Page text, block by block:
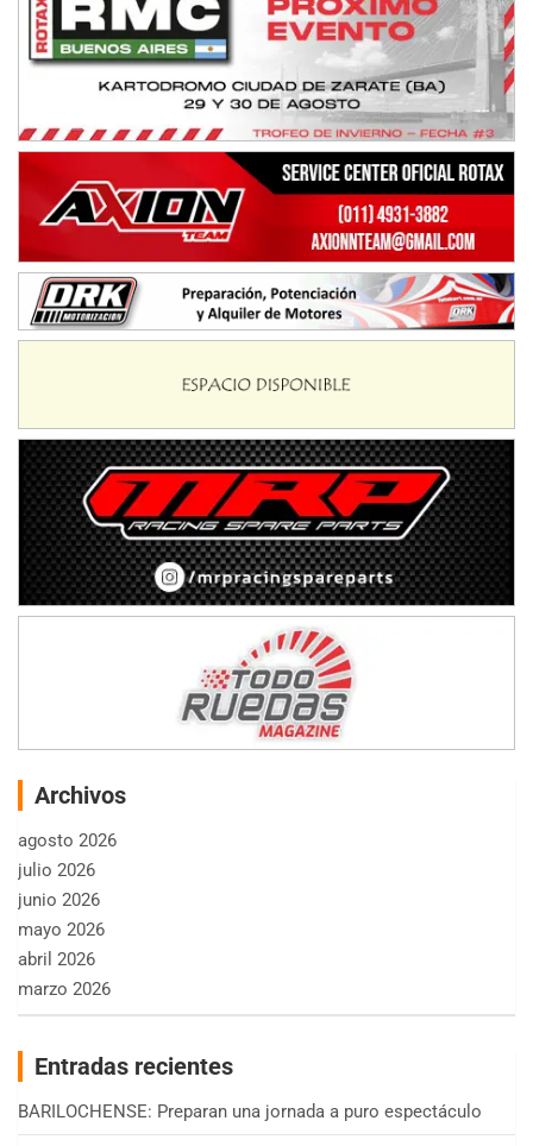
Archivos
agosto 2026
julio 2026
junio 2026
mayo 2026
abril 2026
marzo 2026
Entradas recientes
BARILOCHENSE: Preparan una jornada a puro espectáculo